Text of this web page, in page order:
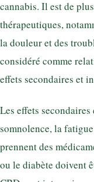
cannabis. Il est de
thérapeutiques,
la douleur et des
considéré comme
effets secondaires et
Les effets
somnolence, la
prennent des
ou le diabète doivent